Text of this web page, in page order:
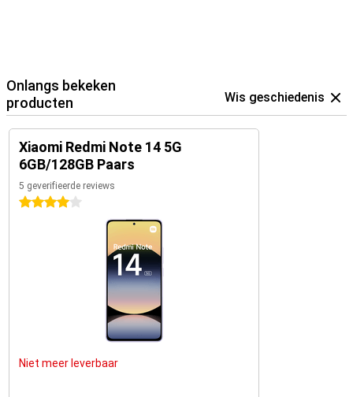
Onlangs bekeken
producten
Wis geschiedenis
Xiaomi Redmi Note 14 5G
6GB/128GB Paars
5 geverifieerde reviews
4 sterren
Niet meer leverbaar